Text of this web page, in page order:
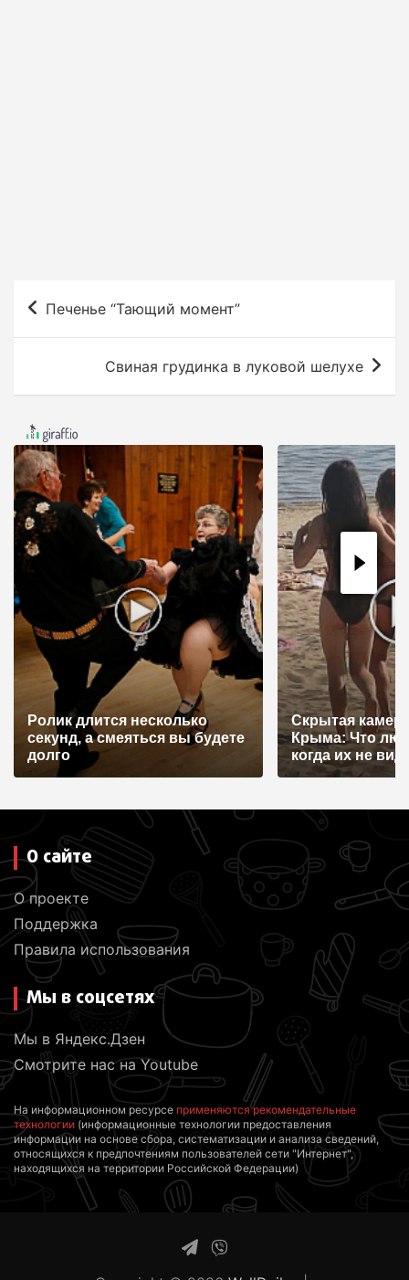
а
ц
и
я
п
о
з
а
п
и
с
я
Печенье “Тающий момент”
Свиная грудинка в луковой шелухе
Ролик длится несколько
секунд, а смеяться вы будете
долго
Скрытая
Крыма: Что
когда их не
О сайте
О проекте
Поддержка
Правила использования
Мы в соцсетях
Мы в Яндекс.Дзен
Смотрите нас на Youtube
На информационном ресурсе применяются рекомендательные
технологии (информационные технологии предоставления
информации на основе сбора, систематизации и анализа сведений,
относящихся к предпочтениям пользователей сети "Интернет",
находящихся на территории Российской Федерации)